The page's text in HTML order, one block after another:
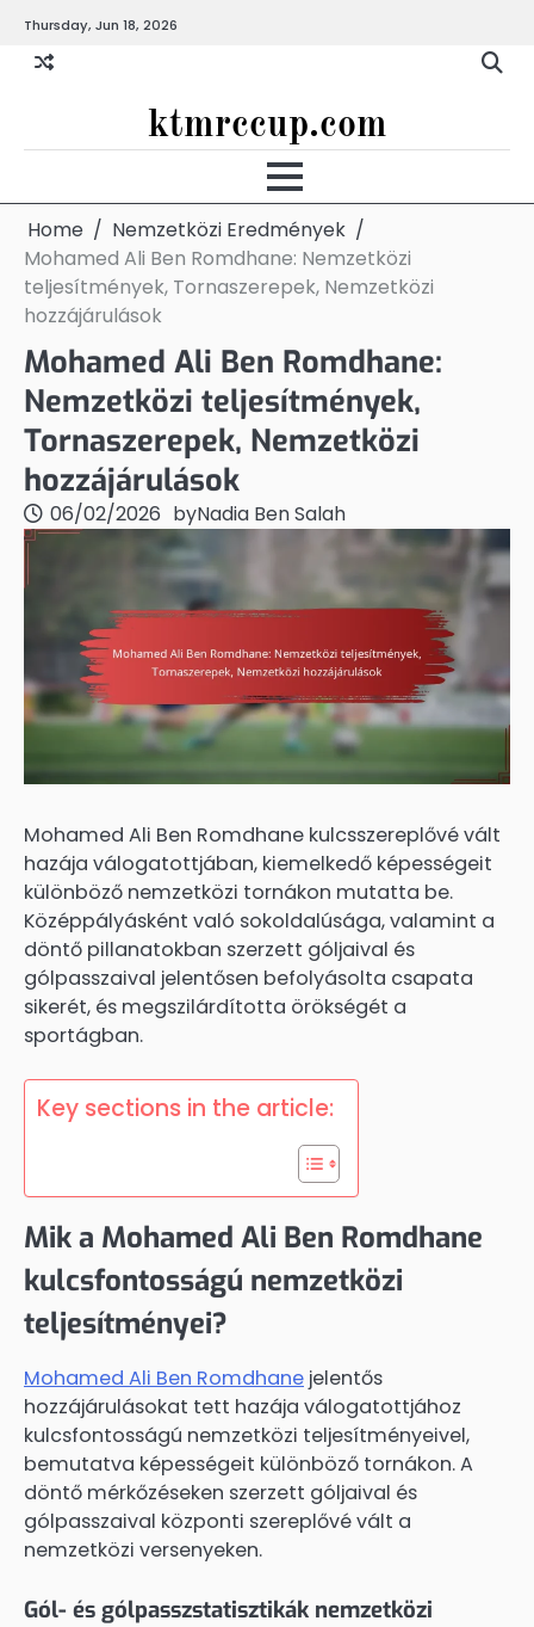
content
Thursday, Jun 18, 2026
ktmrccup.com
Home
Nemzetközi Eredmények
Mohamed Ali Ben Romdhane: Nemzetközi
teljesítmények, Tornaszerepek, Nemzetközi
hozzájárulások
Mohamed Ali Ben Romdhane:
Nemzetközi teljesítmények,
Tornaszerepek, Nemzetközi
hozzájárulások
06/02/2026 byNadia Ben Salah
Mohamed Ali Ben Romdhane kulcsszereplővé vált
hazája válogatottjában, kiemelkedő képességeit
különböző nemzetközi tornákon mutatta be.
Középpályásként való sokoldalúsága, valamint a
döntő pillanatokban szerzett góljaival és
gólpasszaival jelentősen befolyásolta csapata
sikerét, és megszilárdította örökségét a
sportágban.
Key sections in the article:
Mik a Mohamed Ali Ben Romdhane
kulcsfontosságú nemzetközi
teljesítményei?
Mohamed Ali Ben Romdhane jelentős
hozzájárulásokat tett hazája válogatottjához
kulcsfontosságú nemzetközi teljesítményeivel,
bemutatva képességeit különböző tornákon. A
döntő mérkőzéseken szerzett góljaival és
gólpasszaival központi szereplővé vált a
nemzetközi versenyeken.
Gól- és gólpasszstatisztikák nemzetközi